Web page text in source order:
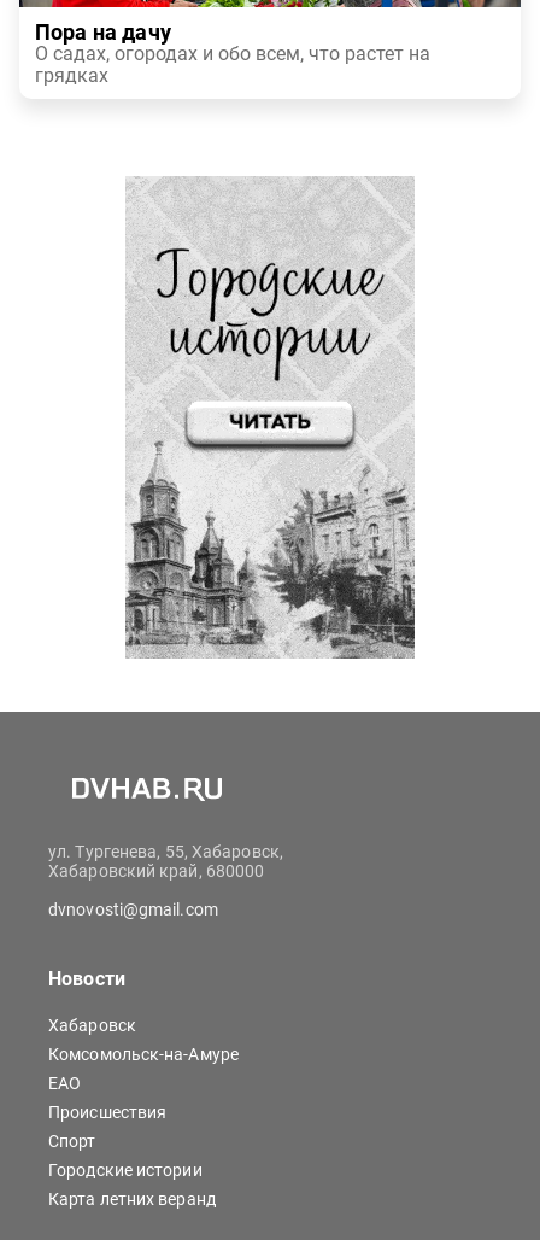
Пора на дачу
О садах, огородах и обо всем, что растет на
грядках
ул. Тургенева, 55, Хабаровск,
Хабаровский край, 680000
dvnovosti@gmail.com
Новости
Хабаровск
Комсомольск-на-Амуре
ЕАО
Происшествия
Спорт
Городские истории
Карта летних веранд